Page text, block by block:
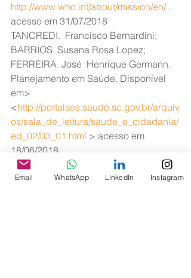
http://www.who.int/about/mission/en/ .
acesso em 31/07/2018
TANCREDI.  Francisco Bernardini;
BARRIOS. Susana Rosa Lopez;
FERREIRA. José  Henrique Germann.
Planejamento em Saúde. Disponível
em>
<http://portalses.saude.sc.gov.br/arquiv
os/sala_de_leitura/saude_e_cidadania/
ed_02/03_01.html > acesso em
18/06/2018.
BATISTELA, Carlos. Abordagem
Contemporânea do Conceito de
Email WhatsApp LinkedIn Instagram